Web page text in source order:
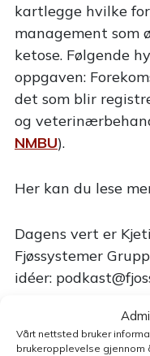
Vårt nettsted bruker
brukeropplevelse gjennom
kartlegge hvilke
management som
ketose. Følgende
oppgaven:
det som blir
og
NMBU).
Her kan du lese
Dagens vert er
Fjøssystemer
idéer: